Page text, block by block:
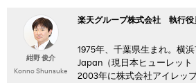
紺野 俊介
Konno Shunsuke
楽天グループ株式会社 執行役
1975年、千葉県生まれ。横
Japan（現日本ヒューレット
2003年に株式会社アイレッ